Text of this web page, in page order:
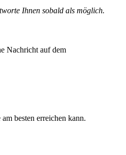
Ihnen sobald als möglich.
Nachricht auf dem
besten erreichen kann.